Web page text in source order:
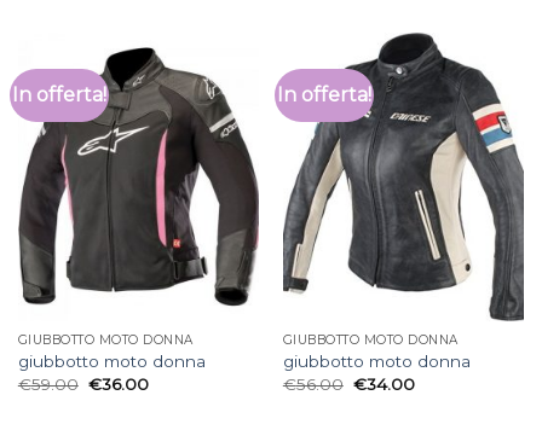
In offerta!
GIUBBOTTO MOTO DONNA
giubbotto moto donna
€59.00 €36.00
In offerta!
GIUBBOTTO MOTO DONNA
giubbotto moto donna
€56.00 €34.00